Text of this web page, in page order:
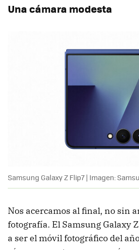
Una cámara modesta
Samsung Galaxy Z Flip7 | Imagen:
Nos acercamos al final, no sin
fotografía. El Samsung Galaxy
a ser el móvil fotográfico del